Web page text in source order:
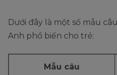
Dưới đây là một số mẫu
Anh phổ biến cho trẻ:
Mẫu câu